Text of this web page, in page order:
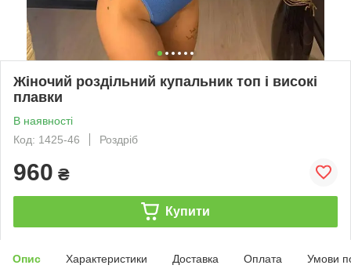
Жіночий роздільний купальник топ і високі
плавки
В наявності
Код: 1425-46
Роздріб
960 ₴
Купити
Опис Характеристики Доставка Оплата Умови